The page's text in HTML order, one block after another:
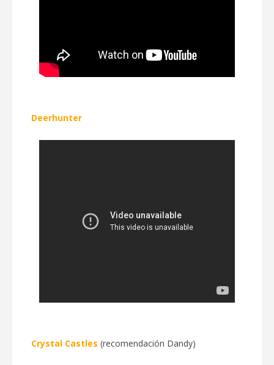
Deerhunter
Crystal Castles (recomendación Dandy)